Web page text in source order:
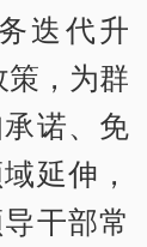
迭代升
策，为群
诺、免
延伸，
干部常